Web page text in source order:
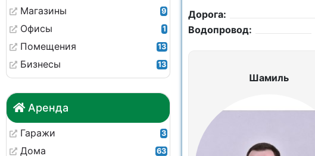
Магазины 9
Офисы 1
Помещения 13
Бизнесы 13
Аренда
Гаражи 3
Дома 63
Дорога:
Водопровод:
Шамиль